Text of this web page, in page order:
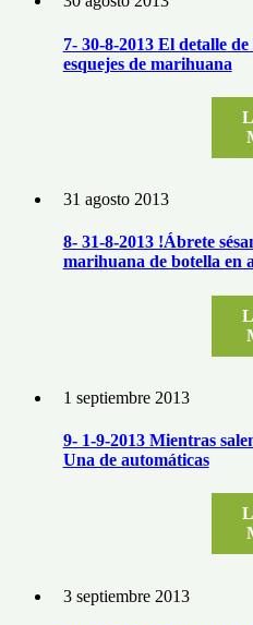
7- 30-8-2013 El detalle
esquejes de marihuana
31 agosto 2013
8- 31-8-2013 !Ábrete
marihuana de botella en
1 septiembre 2013
9- 1-9-2013 Mientras
Una de automáticas
3 septiembre 2013